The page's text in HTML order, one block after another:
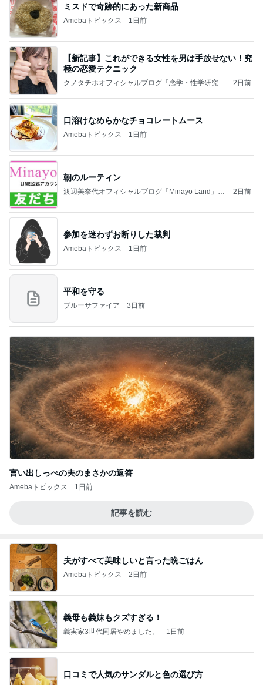
ミスドで奇跡的にあった新商品
Amebaトピックス 1日前
【新記事】これができる女性を男は手放せない！究
極の恋愛テクニック
クノタチホオフィシャルブログ「恋学・性学研究
2日前
口溶けなめらかなチョコレートムース
Amebaトピックス 1日前
朝のルーティン
渡辺美奈代オフィシャルブログ「Minayo Land」P
2日前
参加を迷わずお断りした裁判
Amebaトピックス 1日前
平和を守る
ブルーサファイア 3日前
言い出しっぺの夫のまさかの返答
Amebaトピックス 1日前
記事を読む
夫がすべて美味しいと言った晩ごはん
Amebaトピックス 2日前
義母も義妹もクズすぎる！
義実家3世代同居やめました。 1日前
口コミで人気のサンダルと色の選び方